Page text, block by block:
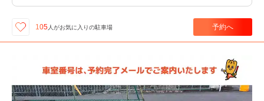
105人がお気に入りの駐車場 予約へ